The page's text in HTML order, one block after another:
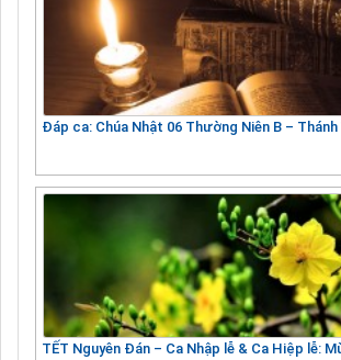
Đáp ca: Chúa Nhật 06 Thường Niên B – Thánh
TẾT Nguyên Đán – Ca Nhập lễ & Ca Hiệp lễ: